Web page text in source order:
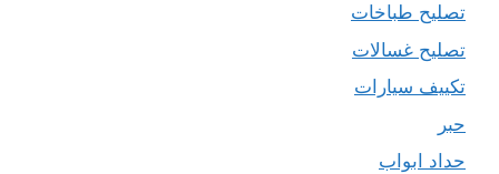
تصليح طباخات
تصليح غسالات
تكييف سيارات
حبر
حداد ابواب